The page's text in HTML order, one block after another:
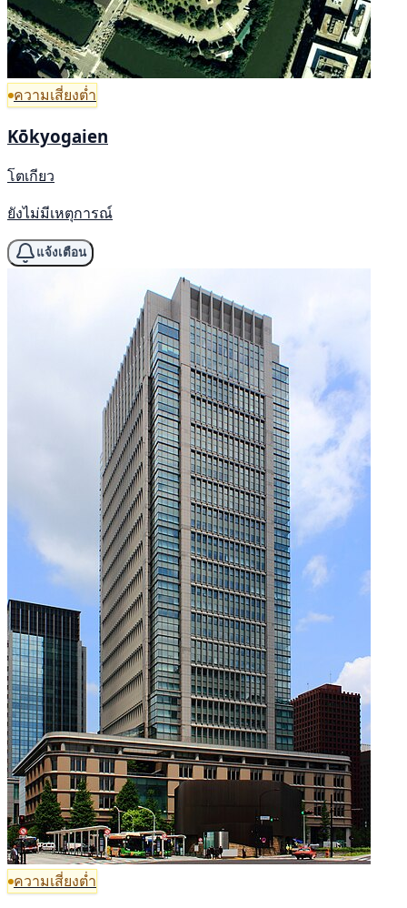
ความเสี่ยงต่ำ
Kōkyogaien
โตเกียว
ยังไม่มีเหตุการณ์
แจ้งเตือน
ความเสี่ยงต่ำ